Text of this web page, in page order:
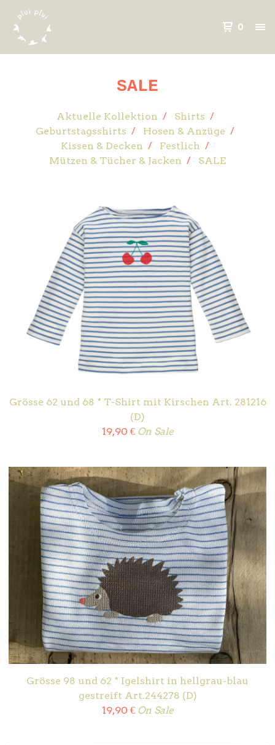
0
SALE
Aktuelle Kollektion
Shirts
Geburtstagsshirts
Hosen & Anzüge
Kissen & Decken
Festlich
Mützen & Tücher & Jacken
SALE
Grösse 62 und 68 * T-Shirt mit Kirschen Art. 281216
(D)
19,90 € On Sale
Grösse 98 und 62 * Igelshirt in hellgrau-blau
gestreift Art.244278 (D)
19,90 € On Sale